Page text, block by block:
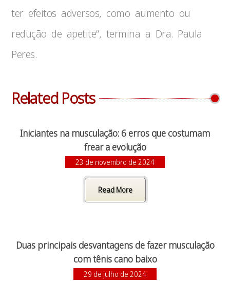
ter efeitos adversos, como aumento ou
redução de apetite”, termina a Dra. Paula
Peres.
Related Posts
Iniciantes na musculação: 6 erros que costumam
frear a evolução
23 de novembro de 2024
Read More
Duas principais desvantagens de fazer musculação
com tênis cano baixo
29 de julho de 2024